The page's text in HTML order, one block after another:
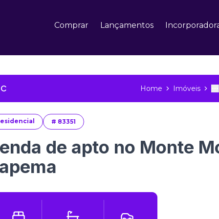
Comprar Lançamentos
Home Imóveis
# 83351
de apto no Monte